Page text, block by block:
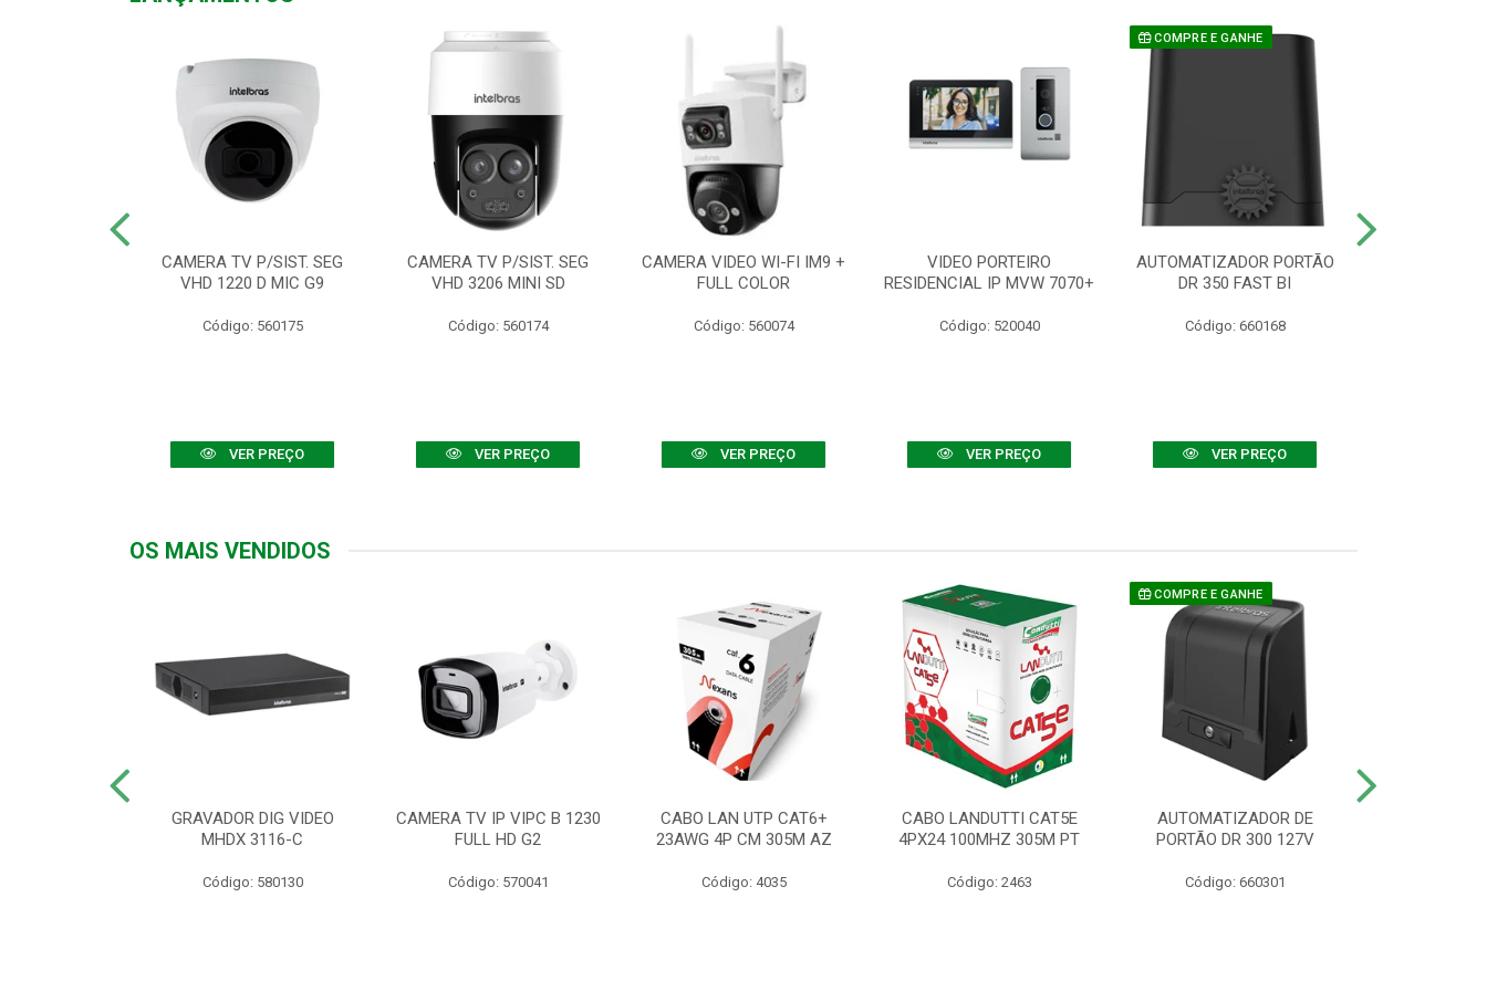
CAMERA TV P/SIST. SEG
VHD 1220 D MIC G9
Código: 560175
VER PREÇO
CAMERA TV P/SIST. SEG
VHD 3206 MINI SD
Código: 560174
VER PREÇO
CAMERA VIDEO WI-FI IM9 +
FULL COLOR
Código: 560074
VER PREÇO
VIDEO PORTEIRO
RESIDENCIAL IP MVW 7070+
Código: 520040
VER PREÇO
COMPRE E GANHE
AUTOMATIZADOR PORTÃO
DR 350 FAST BI
Código: 660168
VER PREÇO
OS MAIS VENDIDOS
GRAVADOR DIG VIDEO
MHDX 3116-C
Código: 580130
CAMERA TV IP VIPC B 1230
FULL HD G2
Código: 570041
CABO LAN UTP CAT6+
23AWG 4P CM 305M AZ
Código: 4035
CABO LANDUTTI CAT5E
4PX24 100MHZ 305M PT
Código: 2463
COMPRE E GANHE
AUTOMATIZADOR DE
PORTÃO DR 300 127V
Código: 660301